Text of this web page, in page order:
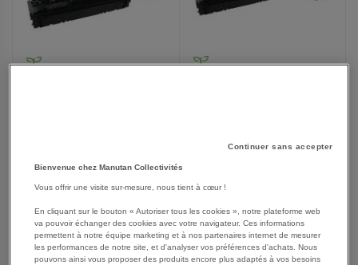
AJOUTER
AUX
3modèles VOIR
117,48 € TTC
AJOUTER
AUX
4modèles VOIR
Continuer sans accepter
Bienvenue chez Manutan Collectivités
Vous offrir une visite sur-mesure, nous tient à cœur !
En cliquant sur le bouton « Autoriser tous les cookies », notre plateforme web
va pouvoir échanger des cookies avec votre navigateur. Ces informations
permettent à notre équipe marketing et à nos partenaires internet de mesurer
les performances de notre site, et d'analyser vos préférences d'achats. Nous
pouvons ainsi vous proposer des produits encore plus adaptés à vos besoins